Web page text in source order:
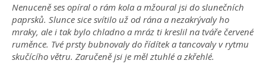
Nenuceně ses opíral o rám kola a mžoural jsi do slunečních
paprsků. Slunce sice svítilo už od rána a nezakrývaly ho
mraky, ale i tak bylo chladno a mráz ti kreslil na tváře červené
ruměnce. Tvé prsty bubnovaly do řídítek a tancovaly v rytmu
skučícího větru. Zaručeně jsi je měl ztuhlé a zkřehlé.